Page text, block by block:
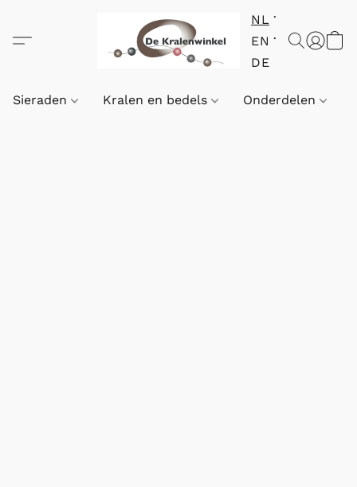
NL
EN
DE
Sieraden Kralen en bedels Onderdelen